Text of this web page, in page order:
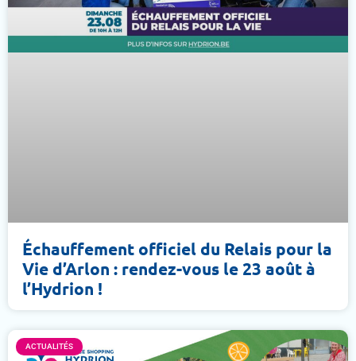
Échauffement officiel du Relais pour la
Vie d’Arlon : rendez-vous le 23 août à
l’Hydrion !
ACTUALITÉS